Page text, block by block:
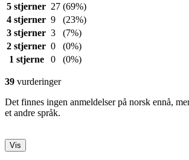
5 stjerner 27 (69%)
4 stjerner 9
(23%)
3 stjerner 3
(7%)
2 stjerner 0
(0%)
1 stjerne
0 (0%)
39 vurderinger
Det finnes ingen anmeldelser på norsk ennå,
et andre språk.
Vis